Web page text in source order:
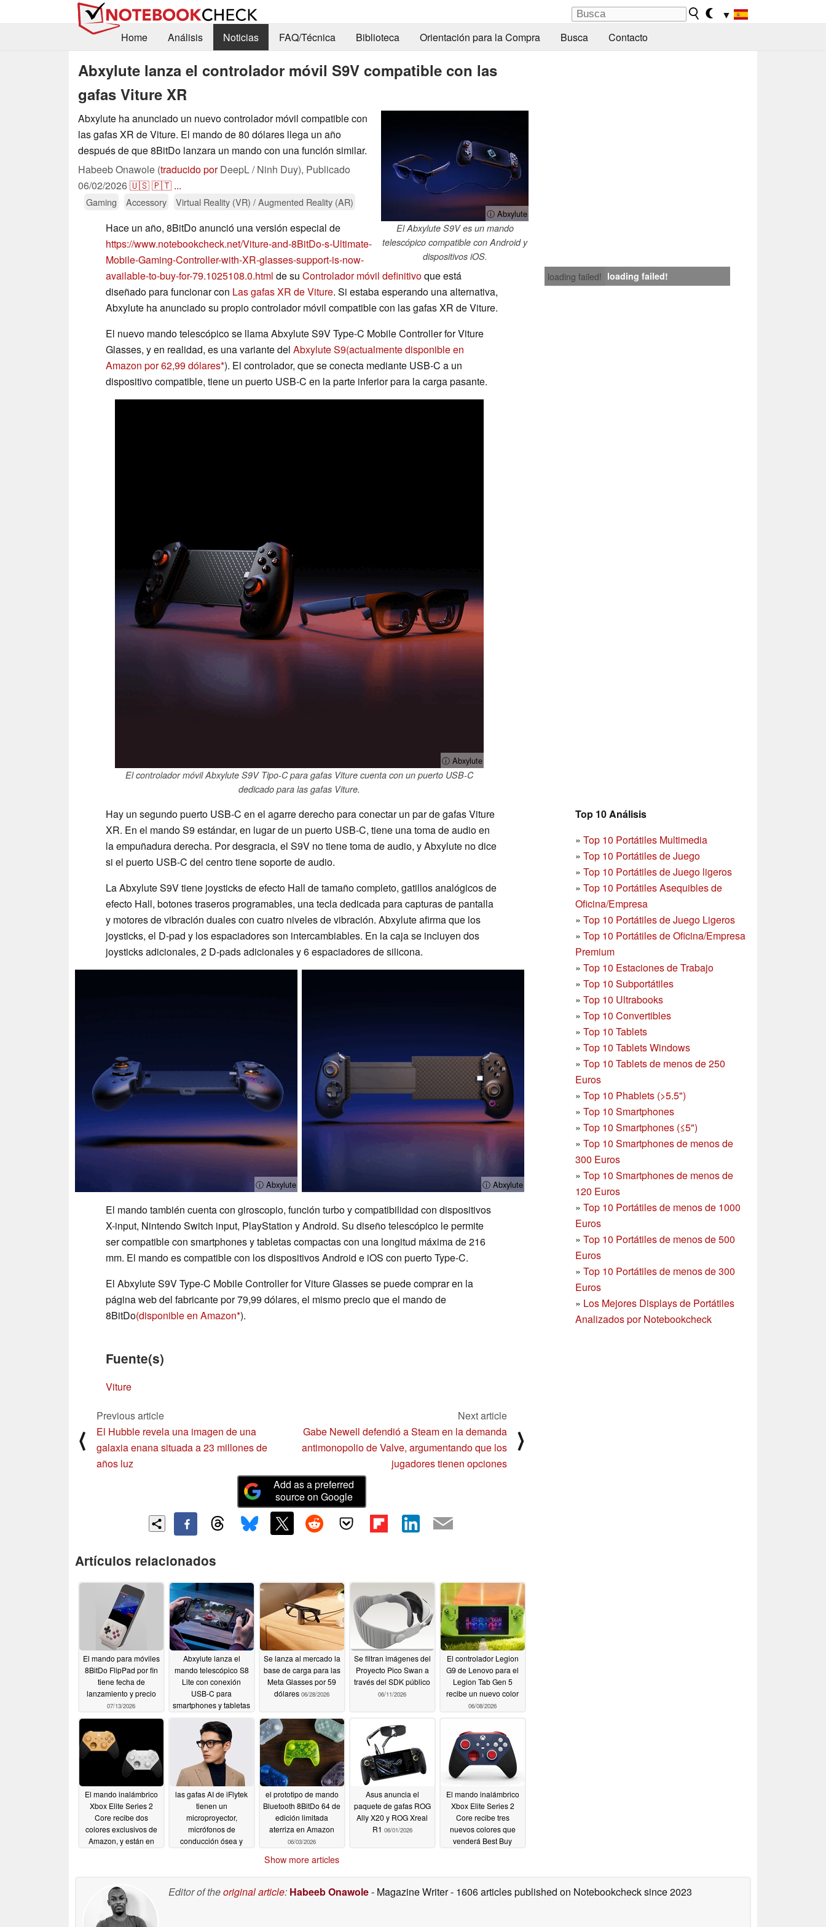
▼
Home
Análisis Noticias FAQ/Técnica Biblioteca Orientación para la Compra Busca Contacto
Abxylute lanza el controlador móvil S9V compatible con las
gafas Viture XR
ⓘ Abxylute
El Abxylute S9V es un mando
telescópico compatible con Android y
dispositivos iOS.
Abxylute ha anunciado un nuevo controlador móvil compatible con
las gafas XR de Viture. El mando de 80 dólares llega un año
después de que 8BitDo lanzara un mando con una función similar.
Habeeb Onawole (traducido porDeepL / Ninh Duy), Publicado
06/02/2026🇺🇸🇵🇹 ...
Gaming Accessory Virtual Reality (VR) / Augmented Reality (AR)
loading failed! loading failed!
Hace un año, 8BitDo anunció una versión especial de
https://www.notebookcheck.net/Viture-and-8BitDo-s-Ultimate-
Mobile-Gaming-Controller-with-XR-glasses-support-is-now-
available-to-buy-for-79.1025108.0.html de su Controlador móvil definitivoque está
diseñado para funcionar con Las gafas XR de Viture. Si estaba esperando una alternativa,
Abxylute ha anunciado su propio controlador móvil compatible con las gafas XR de Viture.
El nuevo mando telescópico se llama Abxylute S9V Type-C Mobile Controller for Viture
Glasses, y en realidad, es una variante del Abxylute S9(actualmente disponible en
Amazon por 62,99 dólares ). El controlador, que se conecta mediante USB-C a un
dispositivo compatible, tiene un puerto USB-C en la parte inferior para la carga pasante.
ⓘ Abxylute
El controlador móvil Abxylute S9V Tipo-C para gafas Viture cuenta con un puerto USB-C
dedicado para las gafas Viture.
Top 10 Análisis
» Top 10 Portátiles Multimedia
» Top 10 Portátiles de Juego
» Top 10 Portátiles de Juego ligeros
» Top 10 Portátiles Asequibles de
Oficina/Empresa
» Top 10 Portátiles de Juego Ligeros
» Top 10 Portátiles de Oficina/Empresa
Premium
» Top 10 Estaciones de Trabajo
» Top 10 Subportátiles
» Top 10 Ultrabooks
» Top 10 Convertibles
» Top 10 Tablets
» Top 10 Tablets Windows
» Top 10 Tablets de menos de 250
Euros
» Top 10 Phablets (>5.5")
» Top 10 Smartphones
» Top 10 Smartphones (≤5")
» Top 10 Smartphones de menos de
300 Euros
» Top 10 Smartphonesde menos de
120 Euros
» Top 10 Portátiles de menos de 1000
Euros
» Top 10 Portátiles de menos de 500
Euros
» Top 10 Portátiles de menos de 300
Euros
» Los Mejores Displays de Portátiles
Analizados por Notebookcheck
Hay un segundo puerto USB-C en el agarre derecho para conectar un par de gafas Viture
XR. En el mando S9 estándar, en lugar de un puerto USB-C, tiene una toma de audio en
la empuñadura derecha. Por desgracia, el S9V no tiene toma de audio, y Abxylute no dice
si el puerto USB-C del centro tiene soporte de audio.
La Abxylute S9V tiene joysticks de efecto Hall de tamaño completo, gatillos analógicos de
efecto Hall, botones traseros programables, una tecla dedicada para capturas de pantalla
y motores de vibración duales con cuatro niveles de vibración. Abxylute afirma que los
joysticks, el D-pad y los espaciadores son intercambiables. En la caja se incluyen dos
joysticks adicionales, 2 D-pads adicionales y 6 espaciadores de silicona.
ⓘ Abxylute ⓘ Abxylute
El mando también cuenta con giroscopio, función turbo y compatibilidad con dispositivos
X-input, Nintendo Switch input, PlayStation y Android. Su diseño telescópico le permite
ser compatible con smartphones y tabletas compactas con una longitud máxima de 216
mm. El mando es compatible con los dispositivos Android e iOS con puerto Type-C.
El Abxylute S9V Type-C Mobile Controller for Viture Glasses se puede comprar en la
página web del fabricante por 79,99 dólares, el mismo precio que el mando de
8BitDo(disponible en Amazon ).
Fuente(s)
Viture
⟨
Previous article
El Hubble revela una imagen de una
galaxia enana situada a 23 millones de
años luz
Next article
Gabe Newell defendió a Steam en la demanda
antimonopolio de Valve, argumentando que los
jugadores tienen opciones
⟩
Add as a preferred
source on Google
Artículos relacionados
El mando para móviles
8BitDo FlipPad por fin
tiene fecha de
lanzamiento y precio
07/13/2026
Abxylute lanza el
mando telescópico S8
Lite con conexión
USB-C para
smartphones y tabletas
07/07/2026
Se lanza al mercado la
base de carga para las
Meta Glasses por 59
dólares 06/28/2026
Se filtran imágenes del
Proyecto Pico Swan a
través del SDK público
06/11/2026
El controlador Legion
G9 de Lenovo para el
Legion Tab Gen 5
recibe un nuevo color
06/08/2026
El mando inalámbrico
Xbox Elite Series 2
Core recibe dos
colores exclusivos de
Amazon, y están en
las gafas AI de iFlytek
tienen un
microproyector,
micrófonos de
conducción ósea y
el prototipo de mando
Bluetooth 8BitDo 64 de
edición limitada
aterriza en Amazon
06/03/2026
Asus anuncia el
paquete de gafas ROG
Ally X20 y ROG Xreal
R1 06/01/2026
El mando inalámbrico
Xbox Elite Series 2
Core recibe tres
nuevos colores que
venderá Best Buy
Show more articles
Editor of theoriginal article: Habeeb Onawole- Magazine Writer- 1606 articles published on Notebookchecksince 2023